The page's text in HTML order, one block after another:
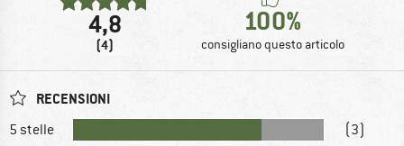
4,8
(4)
100%
consigliano questo articolo
RECENSIONI
5 stelle (3)